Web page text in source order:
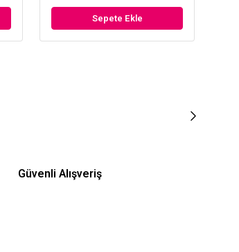
Sepete Ekle
Güvenli Alışveriş